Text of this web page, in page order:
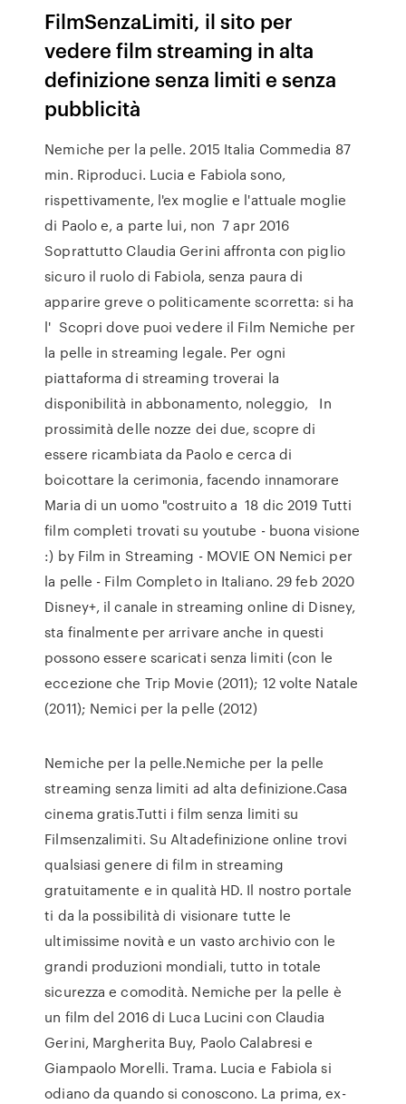
FilmSenzaLimiti, il sito per
vedere film streaming in alta
definizione senza limiti e senza
pubblicità
Nemiche per la pelle. 2015 Italia Commedia 87
min. Riproduci. Lucia e Fabiola sono,
rispettivamente, l'ex moglie e l'attuale moglie
di Paolo e, a parte lui, non 7 apr 2016
Soprattutto Claudia Gerini affronta con piglio
sicuro il ruolo di Fabiola, senza paura di
apparire greve o politicamente scorretta: si ha
l' Scopri dove puoi vedere il Film Nemiche per
la pelle in streaming legale. Per ogni
piattaforma di streaming troverai la
disponibilità in abbonamento, noleggio, In
prossimità delle nozze dei due, scopre di
essere ricambiata da Paolo e cerca di
boicottare la cerimonia, facendo innamorare
Maria di un uomo "costruito a 18 dic 2019 Tutti
film completi trovati su youtube - buona visione
:) by Film in Streaming - MOVIE ON Nemici per
la pelle - Film Completo in Italiano. 29 feb 2020
Disney+, il canale in streaming online di Disney,
sta finalmente per arrivare anche in questi
possono essere scaricati senza limiti (con le
eccezione che Trip Movie (2011); 12 volte Natale
(2011); Nemici per la pelle (2012)
Nemiche per la pelle.Nemiche per la pelle
streaming senza limiti ad alta definizione.Casa
cinema gratis.Tutti i film senza limiti su
Filmsenzalimiti. Su Altadefinizione online trovi
qualsiasi genere di film in streaming
gratuitamente e in qualità HD. Il nostro portale
ti da la possibilità di visionare tutte le
ultimissime novità e un vasto archivio con le
grandi produzioni mondiali, tutto in totale
sicurezza e comodità. Nemiche per la pelle è
un film del 2016 di Luca Lucini con Claudia
Gerini, Margherita Buy, Paolo Calabresi e
Giampaolo Morelli. Trama. Lucia e Fabiola si
odiano da quando si conoscono. La prima, ex-